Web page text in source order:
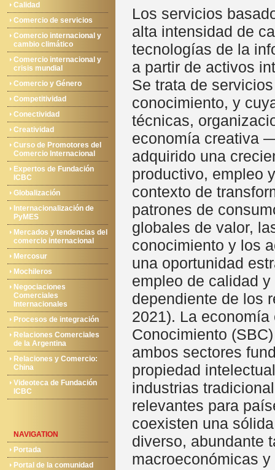
Calidad
Comercio de servicios
Comercio internacional y
cambio climático
Comercio internacional y
crisis mundial
Comercio y Género
Competitividad
Conectividad
Creatividad
Curso de Promotores del
Comercio Internacional
Expertos de Fundación
ICBC
Globalización
Internacionalización de
PyMES
Mercados y tendencias del
comercio internacional
Mercosur
Mochileros
Negociaciones
Comerciales
Internacionales
Procesos de integración
Relaciones Comerciales
de la Argentina
Relaciones y Comercio:
China
Videoteca de Fundación
ICBC
NAVIGATION
Portada
Portal de la comunidad
Los servicios
alta intensidad de
tecnologías de la
a partir de activos
Se trata de
conocimiento, y
técnicas,
economía creativa
adquirido una
productivo, empleo
contexto de
patrones de
globales de valor,
conocimiento y los
una oportunidad
empleo de calidad
dependiente de los
2021). La
Conocimiento
ambos sectores
propiedad
industrias
relevantes para
coexisten una
diverso, abundante
macroeconómicas